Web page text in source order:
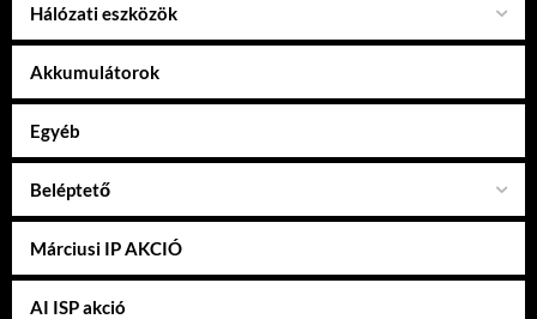
Hálózati eszközök
Akkumulátorok
Egyéb
Beléptető
Márciusi IP AKCIÓ
AI ISP akció